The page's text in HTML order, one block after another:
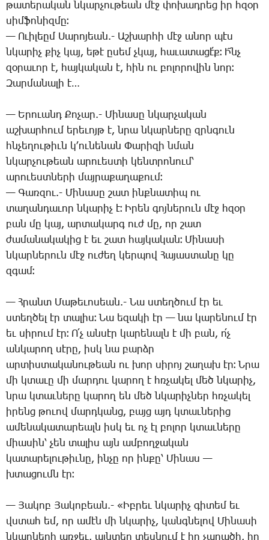
թա­տե­րա­կան նկար­չու­թեան մէջ փո­խադ­րեց իր հզօր
սիմ­ֆո­նիզ­մը։
— Ո­ւի­լեըմ ­Սա­րո­յեան.- Աշ­խար­հի մէջ ա­նոր պէս
նկա­րիչ քիչ կայ, ե­թէ ը­սեմ չկայ, հա­ւա­տա­ցէ՛ք։ Ի՜նչ
զօ­րա­ւոր է, հայ­կա­կան է, հին ու բո­լո­րո­վին նոր։
­Զար­մա­նա­լի է…
— Ե­րո­ւանդ ­Քո­չար.- ­Մի­նա­սը նկար­չա­կան
աշ­խար­հում ե­րե­ւոյթ է, նրա նկար­նե­րը զրնգուն
հնչե­ղու­թիւն կ­՚ու­նե­նան ­Փա­րի­զի նման
նկար­չու­թեան ա­րո­ւես­տի կենտ­րո­նում՝
ա­րո­ւեստ­նե­րի մայ­րա­քա­ղա­քում։
— ­Գառ­զու.- ­Մի­նա­սը շատ ինք­նա­տիպ ու
տա­ղան­դա­ւոր նկա­րիչ է։ Ի­րեն գոյ­նե­րուն մէջ հզօր
բան մը կայ, ար­տա­կարգ ուժ մը, որ շատ
ժա­մա­նա­կա­կից է եւ շատ հայ­կա­կան։ ­Մի­նա­սի
նկար­նե­րուն մէջ ու­ժեղ կեր­պով ­Հա­յաս­տա­նը կը
զգամ։
— Հ­րանտ ­Մա­թե­ւո­սեան.- ­Նա ստեղ­ծում էր եւ
ստեղ­ծել էր տա­լիս։ ­Նա ե­զա­կի էր — նա կա­րե­նում էր
եւ սի­րում էր։ Ո՛չ ան­սէր կա­րե­նալն է մի բան, ո՛չ
ան­կա­րող սէ­րը, իսկ նա բարձր
ար­տիս­տա­կա­նու­թեան ու խոր սի­րոյ շա­ղախ էր։ Ն­րա
մի կտա­ւը մի մար­դու կա­րող է հռչա­կել մեծ նկա­րիչ,
նրա կտաւ­նե­րը կա­րող են մեծ նկա­րիչ­ներ հռչա­կել
ի­րենց թո­ւով մարդ­կանց, բայց այդ կտաւ­նե­րից
ա­մե­նա­կա­տա­րեալն իսկ եւ ոչ էլ բո­լոր կտաւ­նե­րը
միա­սին՝ չեն տա­լիս այն ամ­բող­ջա­կան
կա­տա­րե­լու­թիւ­նը, ին­չը որ ին­քը՝ ­Մի­նաս —
խտա­ցումն էր։
— ­Յա­կոբ ­Յա­կո­բեան.- «Իբ­րեւ նկա­րիչ գի­տեմ եւ
վստահ եմ, որ ա­մէն մի նկա­րիչ, կանգ­նե­լով ­Մի­նա­սի
նկար­նե­րի առ­ջեւ, այն­տեղ տես­նում է իր չա­րա­ծի, իր